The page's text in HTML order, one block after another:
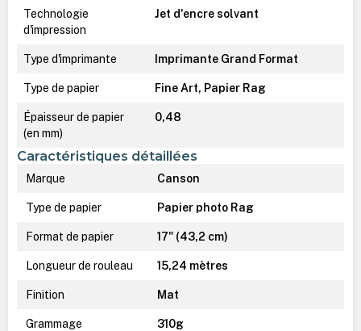
Technologie
d'impression
Jet d'encre solvant
Type d'imprimante Imprimante Grand Format
Type de papier Fine Art, Papier Rag
Épaisseur de papier
(en mm)
0,48
Caractéristiques détaillées
Marque Canson
Type de papier Papier photo Rag
Format de papier 17" (43,2 cm)
Longueur de rouleau 15,24 mètres
Finition Mat
Grammage 310g